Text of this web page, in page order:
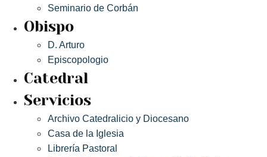
Seminario de Corbán
Obispo
D. Arturo
Episcopologio
Catedral
Servicios
Archivo Catedralicio y Diocesano
Casa de la Iglesia
Librería Pastoral